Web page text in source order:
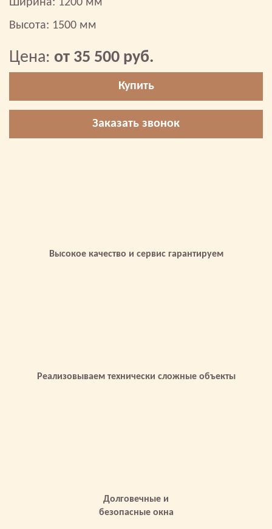
Ширина: 1200 мм
Высота: 1500 мм
Цена: от 35 500 руб.
Купить
Заказать звонок
Высокое качество и сервис гарантируем
Реализовываем технически сложные объекты
Долговечные и
безопасные окна